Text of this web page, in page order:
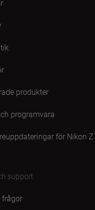
produkter
programvara
för Nikon Z
support